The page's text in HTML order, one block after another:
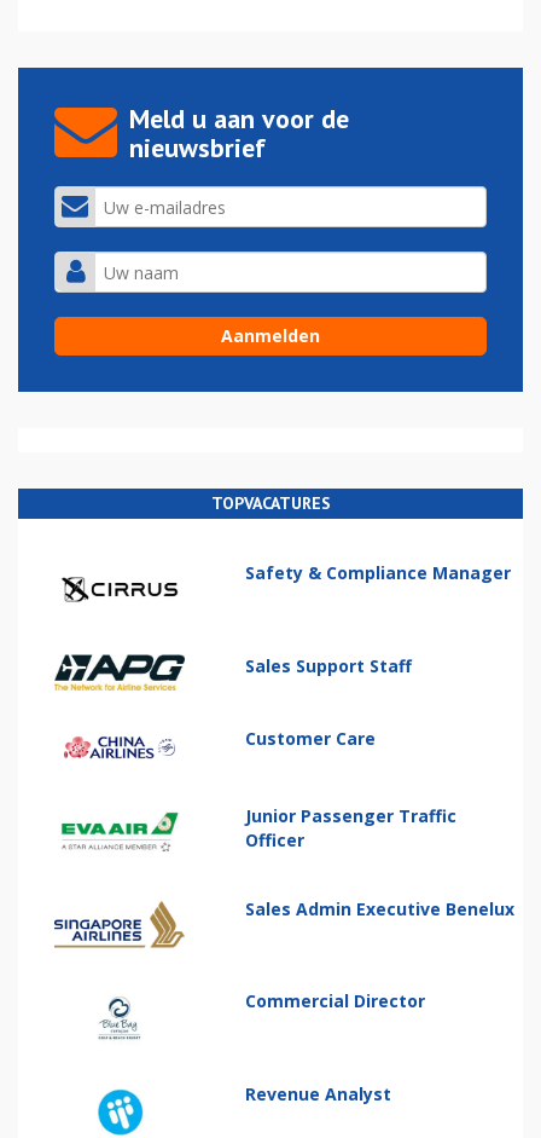
Meld u aan voor de
nieuwsbrief
TOPVACATURES
Safety & Compliance Manager
Sales Support Staff
Customer Care
Junior Passenger Traffic
Officer
Sales Admin Executive Benelux
Commercial Director
Revenue Analyst